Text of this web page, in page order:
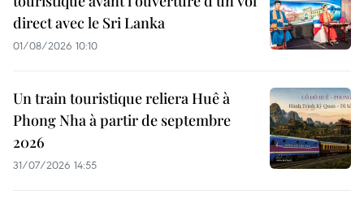
direct avec le Sri Lanka
01/08/2026 10:10
Un train touristique reliera Huê à
Phong Nha à partir de septembre
2026
31/07/2026 14:55